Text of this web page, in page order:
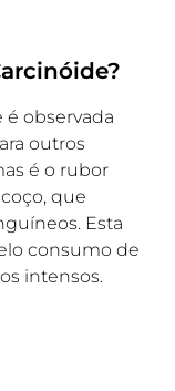
é observada
outros
é o rubor
que
Esta
consumo de
intensos.